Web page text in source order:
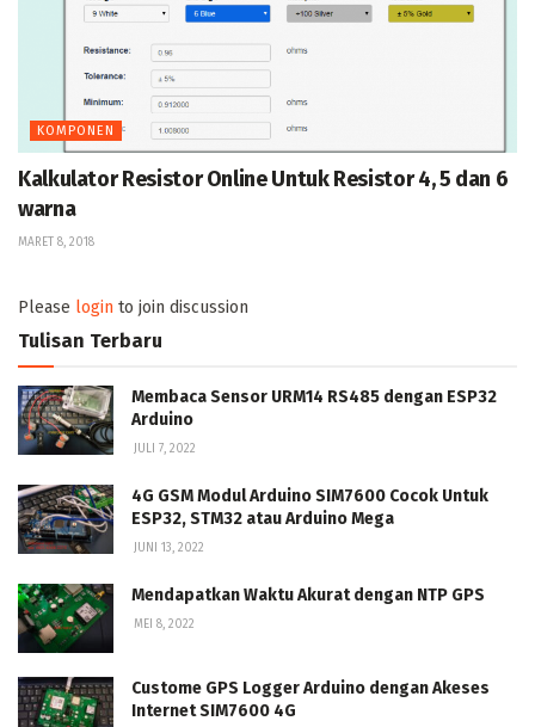
KOMPONEN
Kalkulator Resistor Online Untuk Resistor 4, 5 dan 6
warna
MARET 8, 2018
Please login to join discussion
Tulisan Terbaru
Membaca Sensor URM14 RS485 dengan ESP32
Arduino
JULI 7, 2022
4G GSM Modul Arduino SIM7600 Cocok Untuk
ESP32, STM32 atau Arduino Mega
JUNI 13, 2022
Mendapatkan Waktu Akurat dengan NTP GPS
MEI 8, 2022
Custome GPS Logger Arduino dengan Akeses
Internet SIM7600 4G